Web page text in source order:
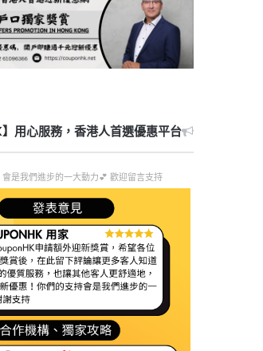
】用心服務，香港人首選優惠平台
是我們進步的一大動力💕 歡迎留言支持